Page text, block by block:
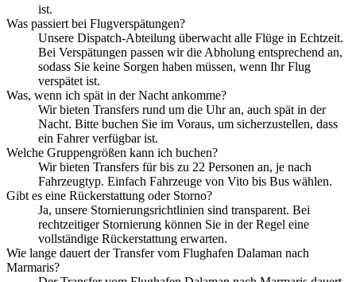
ist.
Was passiert bei Flugverspätungen?
Unsere Dispatch-Abteilung überwacht alle Flüge in Echtzeit.
Bei Verspätungen passen wir die Abholung entsprechend an,
sodass Sie keine Sorgen haben müssen, wenn Ihr Flug
verspätet ist.
Was, wenn ich spät in der Nacht ankomme?
Wir bieten Transfers rund um die Uhr an, auch spät in der
Nacht. Bitte buchen Sie im Voraus, um sicherzustellen, dass
ein Fahrer verfügbar ist.
Welche Gruppengrößen kann ich buchen?
Wir bieten Transfers für bis zu 22 Personen an, je nach
Fahrzeugtyp. Einfach Fahrzeuge von Vito bis Bus wählen.
Gibt es eine Rückerstattung oder Storno?
Ja, unsere Stornierungsrichtlinien sind transparent. Bei
rechtzeitiger Stornierung können Sie in der Regel eine
vollständige Rückerstattung erwarten.
Wie lange dauert der Transfer vom Flughafen Dalaman nach
Marmaris?